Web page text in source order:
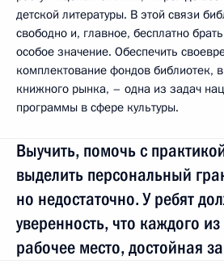
детской литературы. В этой связи
свободно и, главное, бесплатно
особое значение. Обеспечить
комплектование фондов библиотек,
книжного рынка, – одна из задач
программы в сфере культуры.
Выучить, помочь с
выделить персональный
но недостаточно. У ребят
уверенность, что каждого
рабочее место, достойная